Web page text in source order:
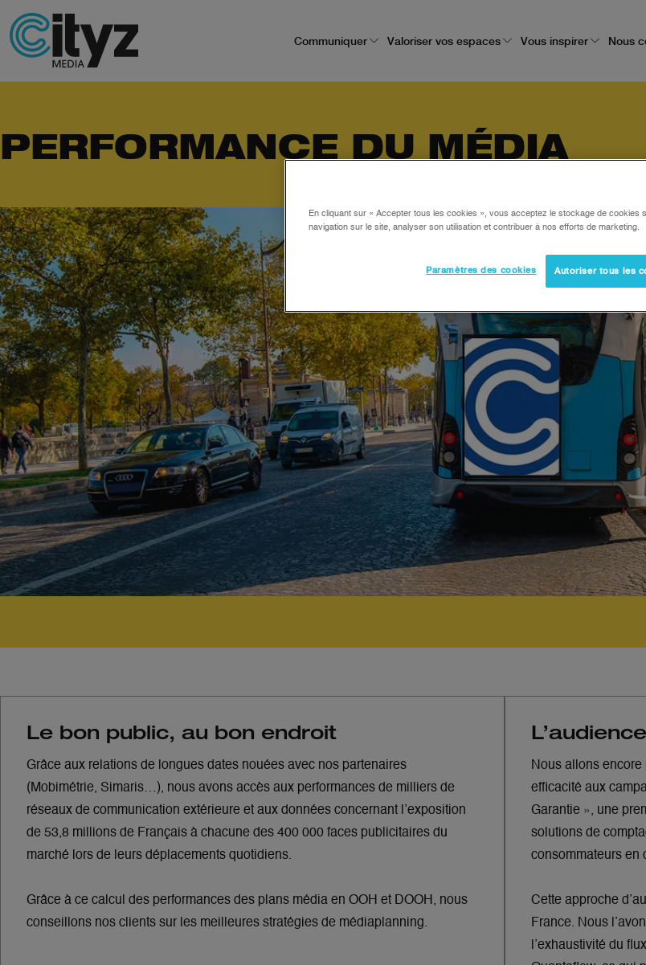
Communiquer Valoriser vos espaces Vous inspirer Nous
PERFORMANCE DU MÉDIA
Le bon public, au bon endroit
Grâce aux relations de longues dates nouées avec nos partenaires
(Mobimétrie, Simaris…), nous avons accès aux performances de milliers de
réseaux de communication extérieure et aux données concernant l’exposition
de 53,8 millions de Français à chacune des 400 000 faces publicitaires du
marché lors de leurs déplacements quotidiens.
Grâce à ce calcul des performances des plans média en OOH et DOOH, nous
conseillons nos clients sur les meilleures stratégies de médiaplanning.
Nous allons
efficacité aux
Garantie », une
solutions de
consommateurs en
Cette approche
France. Nous
l’exhaustivité du
En cliquant sur « Accepter tous les cookies », vous acceptez le stockage de cookies
navigation sur le site, analyser son utilisation et contribuer à nos efforts de marketing.
Paramètres des cookies Autoriser tous les